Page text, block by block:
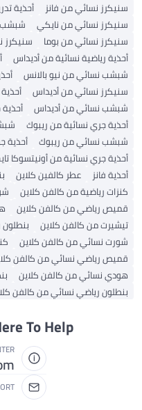
سنيكرز نسائي من فانز
أحذية
سنيكرز نسائي من نايكي
شبشب
سنيكرز نسائي من بوما
سنيكرز
أحذية رياضية نسائية من أديداس
شبشب نسائي من نيو بالانس
سنيكرز نسائي من أديداس
أحذية
شبشب نسائي من أديداس
أحذية
أحذية جري نسائية من ريبوك
شبشب نسائي من ريبوك
أحذية
أحذية جري نسائية من أونيتسوكا تايجر
أحذية فانز
عطر كالفين كلاين
كنزات رياضية من كالفن كلاين
قميص رياضي من كالفن كلاين
تيشيرت من كالفن كلاين
بنطلون
شورت نسائي من كالفن كلاين
قميص رياضي نسائي من كالفن كلاين
هودي نسائي من كالفن كلاين
بنطلون رياضي نسائي من كالفن كلاين
To Help